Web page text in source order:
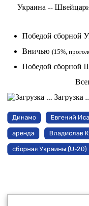
Украина --
Победой сборной
Вничью (15%,
Победой сборной
Загрузка
Динамо Евгений
аренда Владислав
сборная Украины (U-20)